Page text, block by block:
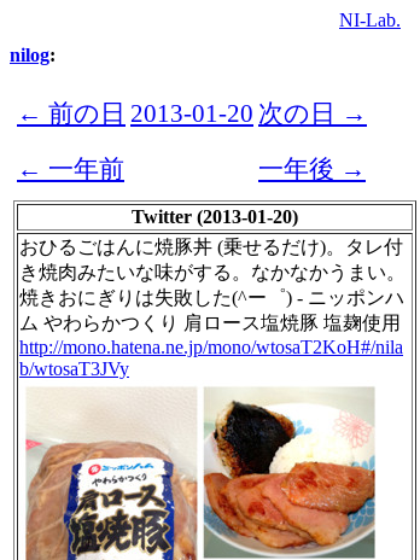
NI-Lab.
nilog:
← 前の日 2013-01-20 次の日 →
← 一年前
一年後 →
Twitter (2013-01-20)
おひるごはんに焼豚丼 (乗せるだけ)。タレ付
き焼肉みたいな味がする。なかなかうまい。
焼きおにぎりは失敗した(^ー゜) - ニッポンハ
ム やわらかつくり 肩ロース塩焼豚 塩麹使用
http://mono.hatena.ne.jp/mono/wtosaT2KoH#/nila
b/wtosaT3JVy